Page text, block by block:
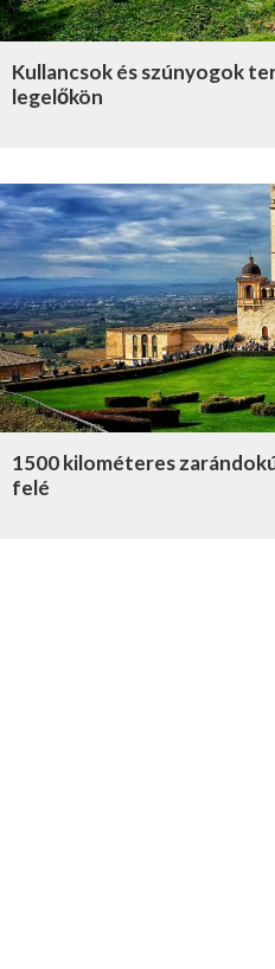
Kullancsok és szúnyogok
legelőkön
1500 kilométeres
felé